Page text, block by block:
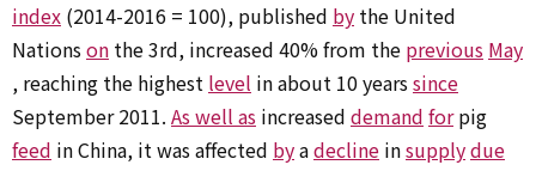
index (2014-2016 = 100), published by the United
Nationson the 3rd, increased 40% from the previous May
, reaching the highest level in about 10 yearssince
September 2011. As well as increased demand forpig
feed in China, it was affected byadecline insupplydue